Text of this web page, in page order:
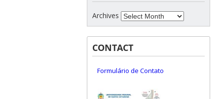
Archives
CONTACT
Formulário de Contato